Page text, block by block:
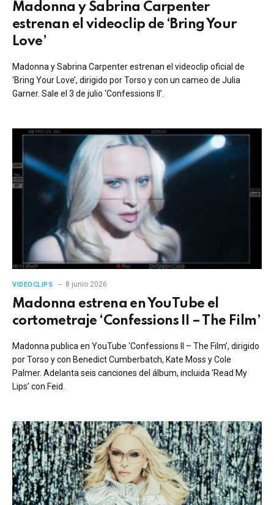
Madonna y Sabrina Carpenter
estrenan el videoclip de ‘Bring Your
Love’
Madonna y Sabrina Carpenter estrenan el videoclip oficial de
‘Bring Your Love’, dirigido por Torso y con un cameo de Julia
Garner. Sale el 3 de julio ‘Confessions II’.
VIDEOCLIPS 8 junio 2026
Madonna estrena en YouTube el
cortometraje ‘Confessions II – The Film’
Madonna publica en YouTube ‘Confessions II – The Film’, dirigido
por Torso y con Benedict Cumberbatch, Kate Moss y Cole
Palmer. Adelanta seis canciones del álbum, incluida ‘Read My
Lips’ con Feid.